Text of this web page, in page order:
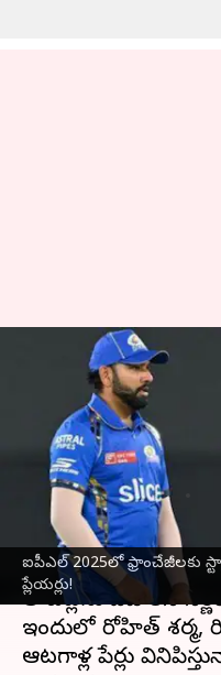
ఐపీఎల్ 2025లో ఫ్రాంచేజీలకు
ప్లేయర్లు!
IPL 2025
2025లో
ఆటగాళ్లు
ప్లేయర్లు!
వ్రాసిన వారు Jayachandra Akuri
ఈ వార్తాకథనం ఏంటి
పాత జట్లను వీడాలని
ఇందులో రోహిత్ శర్మ,
ఆటగాళ్ల పేర్లు